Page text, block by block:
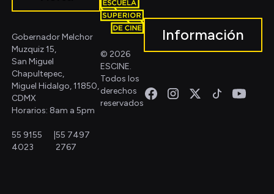
Gobernador Melchor
Muzquiz 15,
San Miguel
Chapultepec,
Miguel Hidalgo, 11850,
CDMX
Horarios: 8am a 5pm
55 9155
4023
|55 7497
2767
© 2026
ESCINE.
Todos los
derechos
reservados
Información